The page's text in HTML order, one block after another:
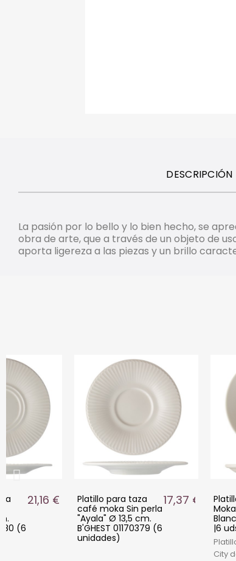
DESCRIPCIÓN
La pasión por lo bello y lo bien hecho, se
obra de arte, que a través de un objeto de
aporta ligereza a las piezas y un brillo
(6
21,16 €
Platillo para taza
café moka Sin perla
"Ayala" Ø 13,5 cm.
B'GHEST 01170379 (6
unidades)
17,37 €
|6
City